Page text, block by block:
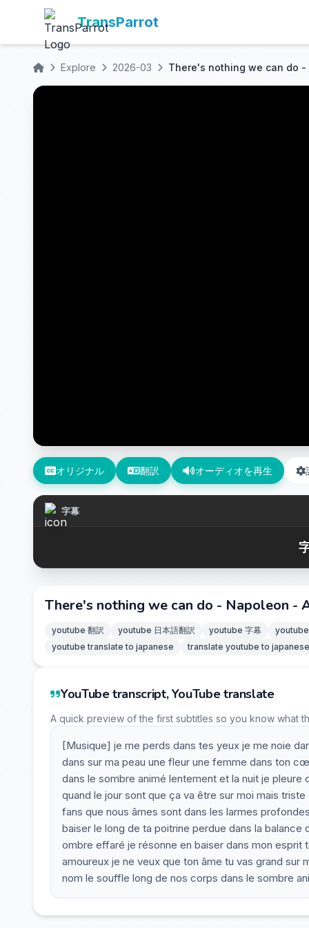
TransParrot
Explore 2026-03
オリジナル 翻訳 オーディオを再生
字幕
There's nothing we can do - Napoleon
youtube 翻訳 youtube 日本語翻訳 youtube 字幕
youtube
youtube translate to japanese
translate youtube to japanese
YouTube transcript, YouTube translate
A quick preview of the first subtitles so you know what
[Musique] je me perds dans tes yeux je me noie
dans sur ma peau une fleur une femme dans ton
dans le sombre animé lentement et la nuit je
quand le jour sont que ça va être sur moi mais
fans que nous âmes sont dans les larmes
baiser le long de ta poitrine perdue dans la
ombre effaré je résonne en baiser dans mon
amoureux je ne veux que ton âme tu vas grand
nom le souffle long de nos corps dans le sombre